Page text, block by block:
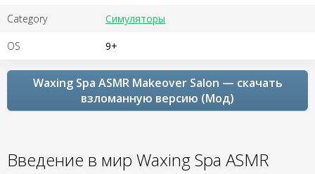
Category Симуляторы
OS 9+
Waxing Spa ASMR Makeover Salon — скачать
взломанную версию (Мод)
Введение в мир Waxing Spa ASMR